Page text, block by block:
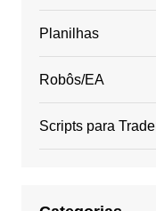
Planilhas
Robôs/EA
Scripts para